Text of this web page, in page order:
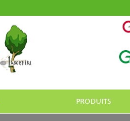
PRODUITS